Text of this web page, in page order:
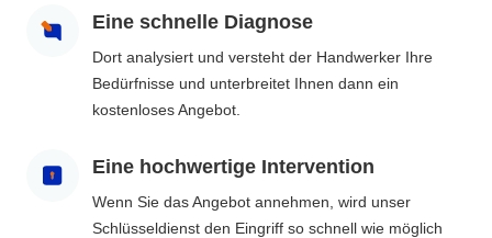
Eine schnelle Diagnose
Dort analysiert und versteht der Handwerker Ihre
Bedürfnisse und unterbreitet Ihnen dann ein
kostenloses Angebot.
Eine hochwertige Intervention
Wenn Sie das Angebot annehmen, wird unser
Schlüsseldienst den Eingriff so schnell wie möglich